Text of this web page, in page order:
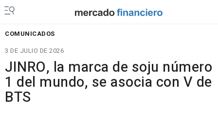
COMUNICADOS
3 DE JULIO DE 2026
JINRO, la marca de soju número
1 del mundo, se asocia con V de
BTS